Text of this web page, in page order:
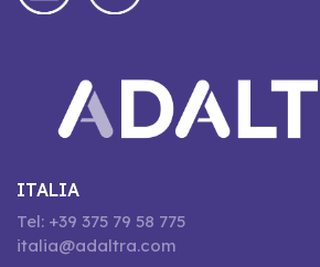
ITALIA
Tel: +39 375 79 58 775
italia@adaltra.com